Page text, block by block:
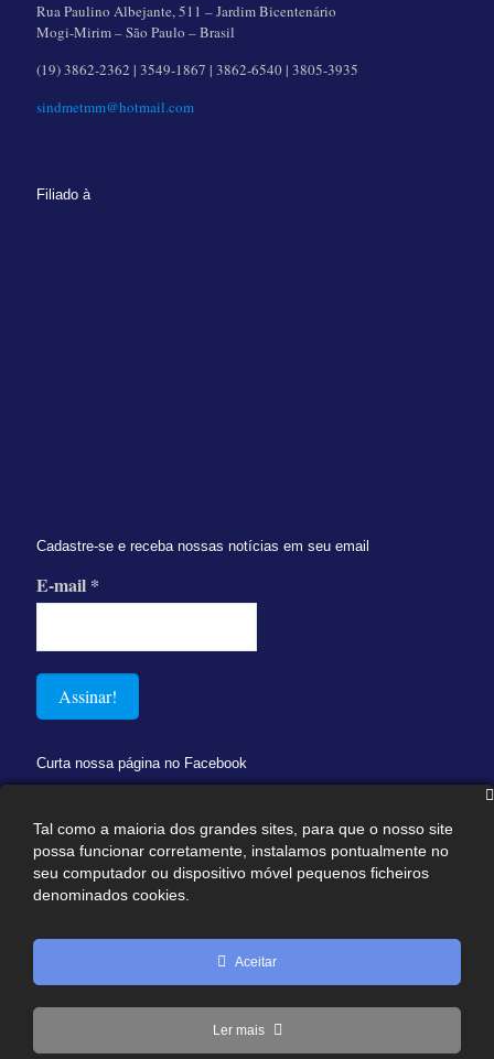
Rua Paulino Albejante, 511 – Jardim Bicentenário
Mogi-Mirim – São Paulo – Brasil
(19) 3862-2362 | 3549-1867 | 3862-6540 | 3805-3935
sindmetmm@hotmail.com
Filiado à
Cadastre-se e receba nossas notícias em seu email
E-mail *
Curta nossa página no Facebook
Tal como a maioria dos grandes sites, para que o nosso site
possa funcionar corretamente, instalamos pontualmente no
seu computador ou dispositivo móvel pequenos ficheiros
denominados cookies.
Aceitar
Ler mais